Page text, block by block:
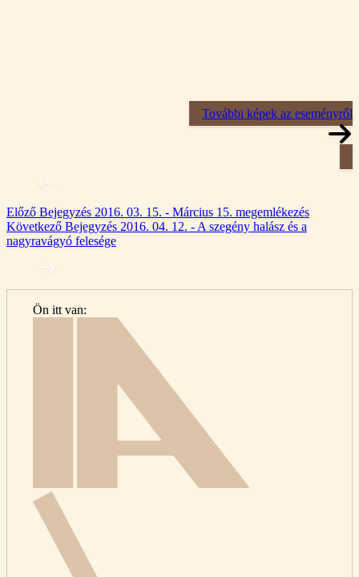
További képek az eseményről
Előző Bejegyzés 2016. 03. 15. - Március 15. megemlékezés
Következő Bejegyzés 2016. 04. 12. - A szegény halász és a
nagyravágyó felesége
Ön itt van: